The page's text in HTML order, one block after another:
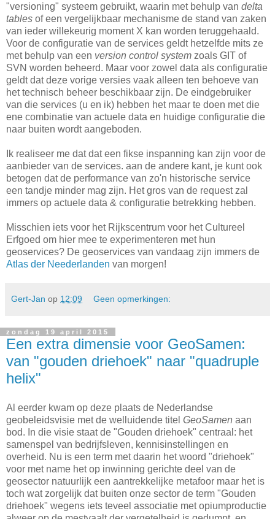
"versioning" systeem gebruikt, waarin met behulp van delta
tables of een vergelijkbaar mechanisme de stand van zaken
van ieder willekeurig moment X kan worden teruggehaald.
Voor de configuratie van de services geldt hetzelfde mits ze
met behulp van een version control system zoals GIT of
SVN worden beheerd. Maar voor zowel data als configuratie
geldt dat deze vorige versies vaak alleen ten behoeve van
het technisch beheer beschikbaar zijn. De eindgebruiker
van die services (u en ik) hebben het maar te doen met die
ene combinatie van actuele data en huidige configuratie die
naar buiten wordt aangeboden.
Ik realiseer me dat dat een fikse inspanning kan zijn voor de
aanbieder van de services. aan de andere kant, je kunt ook
betogen dat de performance van zo'n historische service
een tandje minder mag zijn. Het gros van de request zal
immers op actuele data & configuratie betrekking hebben.
Misschien iets voor het Rijkscentrum voor het Cultureel
Erfgoed om hier mee te experimenteren met hun
geoservices? De geoservices van vandaag zijn immers de
Atlas der Neederlanden van morgen!
Gert-Jan op 12:09 Geen opmerkingen:
zondag 19 april 2015
Een extra dimensie voor GeoSamen:
van "gouden driehoek" naar "quadruple
helix"
Al eerder kwam op deze plaats de Nederlandse
geobeleidsvisie met de welluidende titel GeoSamen aan
bod. In die visie staat de "Gouden driehoek" centraal: het
samenspel van bedrijfsleven, kennisinstellingen en
overheid. Nu is een term met daarin het woord "driehoek"
voor met name het op inwinning gerichte deel van de
geosector natuurlijk een aantrekkelijke metafoor maar het is
toch wat zorgelijk dat buiten onze sector de term "Gouden
driehoek" wegens iets teveel associatie met opiumproductie